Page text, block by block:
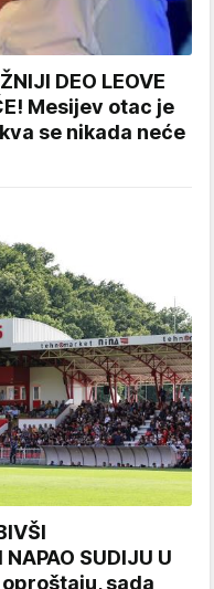
DEO LEOVE
Mesijev otac je
se nikada neće
NAPAO SUDIJU U
sada